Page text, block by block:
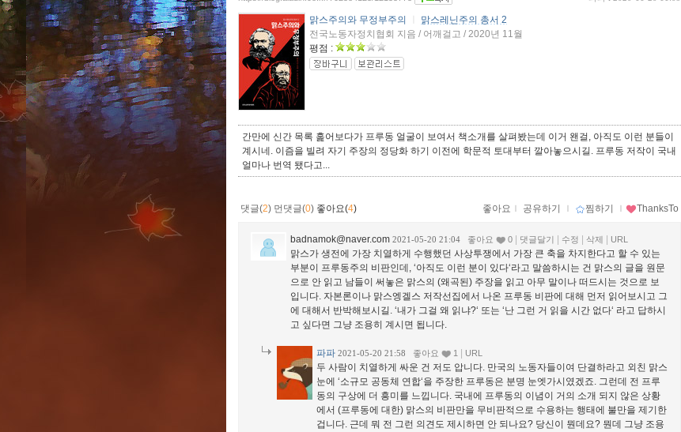
맑스주의와 무정부주의
맑스레닌주의 총서 2
전국노동자정치협회 지음 / 어깨걸고 / 2020년 11월
평점 :
간만에 신간 목록 훑어보다가 프루동 얼굴이 보여서 책소개를 살펴봤는데 이거 왠걸, 아직도 이런 분들이
계시네. 이즘을 빌려 자기 주장의 정당화 하기 이전에 학문적 토대부터 깔아놓으시길. 프루동 저작이 국내
얼마나 번역 됐다고...
댓글(2) 먼댓글(0) 좋아요(4) 좋아요 ｌ 공유하기 ｌ 찜하기 ｌ ThanksTo
badnamok@naver.com 2021-05-20 21:04 좋아요 0 댓글달기 수정 삭제 URL
맑스가 생전에 가장 치열하게 수행했던 사상투쟁에서 가장 큰 축을 차지한다고 할 수 있는
부분이 프루동주의 비판인데, ‘아직도 이런 분이 있다‘라고 말씀하시는 건 맑스의 글을 원문
으로 안 읽고 남들이 써놓은 맑스의 (왜곡된) 주장을 읽고 아무 말이나 떠드시는 것으로 보
입니다. 자본론이나 맑스엥겔스 저작선집에서 나온 프루동 비판에 대해 먼저 읽어보시고 그
에 대해서 반박해보시길. ‘내가 그걸 왜 읽냐?‘ 또는 ‘난 그런 거 읽을 시간 없다‘ 라고 답하시
고 싶다면 그냥 조용히 계시면 됩니다.
파파 2021-05-20 21:58 좋아요 1 URL
두 사람이 치열하게 싸운 건 저도 압니다. 만국의 노동자들이여 단결하라고 외친 맑스
눈에 ‘소규모 공동체 연합‘을 주장한 프루동은 분명 눈엣가시였겠죠. 그런데 전 프루
동의 구상에 더 흥미를 느낍니다. 국내에 프루동의 이념이 거의 소개 되지 않은 상황
에서 (프루동에 대한) 맑스의 비판만을 무비판적으로 수용하는 행태에 불만을 제기한
겁니다. 근데 뭐 전 그런 의견도 제시하면 안 되나요? 당신이 뭔데요? 뭔데 그냥 조용